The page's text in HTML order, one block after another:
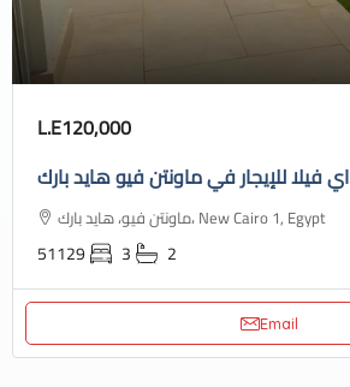
L.E120,000
اي فيلا للإيجار في ماونتن فيو هايد بارك
ماونتن فيو، هايد بارك، New Cairo 1, Egypt
51129 3 2
Email